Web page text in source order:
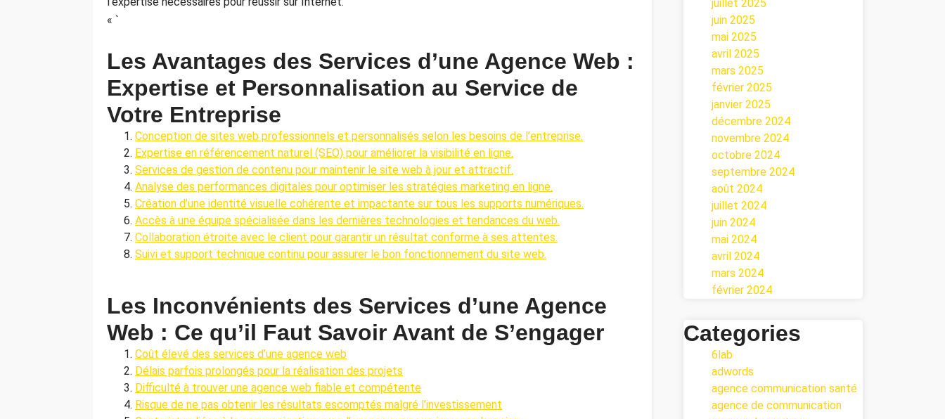
« `
Les Avantages des Services d’une Agence Web :
Expertise et Personnalisation au Service de
Votre Entreprise
Conception de sites web professionnels et personnalisés selon les besoins de l’entreprise.
Expertise en référencement naturel (SEO) pour améliorer la visibilité en ligne.
Services de gestion de contenu pour maintenir le site web à jour et attractif.
Analyse des performances digitales pour optimiser les stratégies marketing en ligne.
Création d’une identité visuelle cohérente et impactante sur tous les supports numériques.
Accès à une équipe spécialisée dans les dernières technologies et tendances du web.
Collaboration étroite avec le client pour garantir un résultat conforme à ses attentes.
Suivi et support technique continu pour assurer le bon fonctionnement du site web.
Les Inconvénients des Services d’une Agence
Web : Ce qu’il Faut Savoir Avant de S’engager
Coût élevé des services d’une agence web
Délais parfois prolongés pour la réalisation des projets
Difficulté à trouver une agence web fiable et compétente
Risque de ne pas obtenir les résultats escomptés malgré l’investissement
juillet 2025
juin 2025
mai 2025
avril 2025
mars 2025
février 2025
janvier 2025
décembre 2024
novembre 2024
octobre 2024
septembre 2024
août 2024
juillet 2024
juin 2024
mai 2024
avril 2024
mars 2024
février 2024
Categories
6lab
adwords
agence communication santé
agence de communication